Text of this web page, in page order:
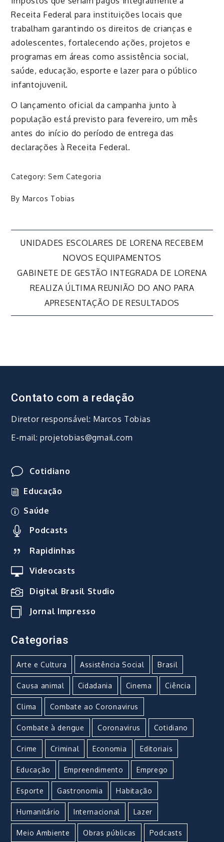
Receita Federal para instituições locais que
trabalham garantindo os direitos de crianças e
adolescentes, fortalecendo ações, projetos e
programas em áreas como assistência social,
saúde, educação, esporte e lazer para o público
infantojuvenil.
O lançamento oficial da campanha junto à
população está previsto para fevereiro, um mês
antes do início do período de entrega das
declarações à Receita Federal.
Category: Sem Categoria
By Marcos Tobias
Navegação
de
Post
UNIDADES ESCOLARES DE LORENA RECEBEM
NOVOS EQUIPAMENTOS
GABINETE DE GESTÃO INTEGRADA DE LORENA
REALIZA ÚLTIMA REUNIÃO DO ANO PARA
APRESENTAÇÃO DE RESULTADOS
Contato com a redação
Diretor responsável: Marcos Tobias
E-mail: projetobias@gmail.com
Cotidiano
Educação
Saúde
Podcasts
Rapidinhas
Videocasts
Digital Brasil Studio
Jornal Impresso
Categorias
Arte e Cultura Assistência Social Brasil
Causa animal Cidadania Cinema Ciência
Clima Combate ao Coronavirus
Combate à dengue Coronavirus Cotidiano
Crime Criminal Economia Editoriais
Educação Empreendimento Emprego
Esporte Gastronomia Habitação
Humanitário Internacional Lazer
Meio Ambiente Obras públicas Podcasts